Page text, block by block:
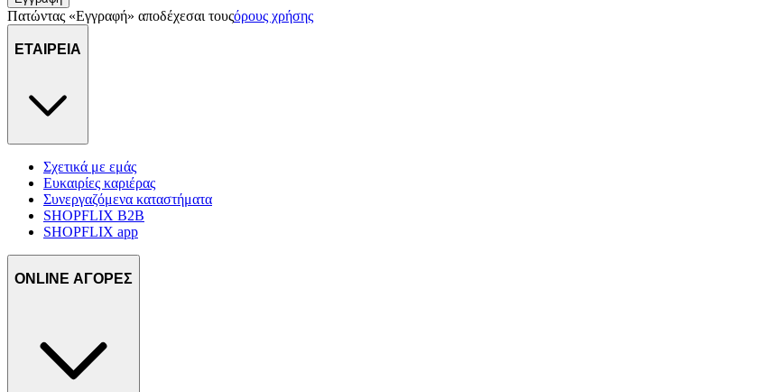
Πατώντας «Εγγραφή» αποδέχεσαι τουςόρους χρήσης
ΕΤΑΙΡΕΙΑ
Σχετικά με εμάς
Ευκαιρίες καριέρας
Συνεργαζόμενα καταστήματα
SHOPFLIX B2B
SHOPFLIX app
ONLINE ΑΓΟΡΕΣ